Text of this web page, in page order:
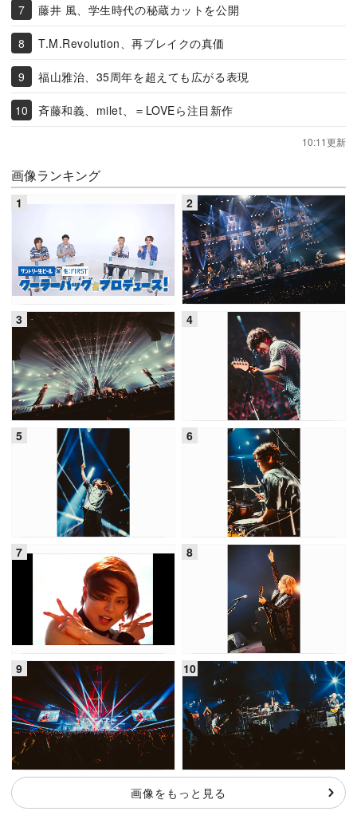
藤井 風、学生時代の秘蔵カットを公開
T.M.Revolution、再ブレイクの真価
福山雅治、35周年を超えても広がる表現
斉藤和義、milet、＝LOVEら注目新作
10:11更新
画像ランキング
画像をもっと見る